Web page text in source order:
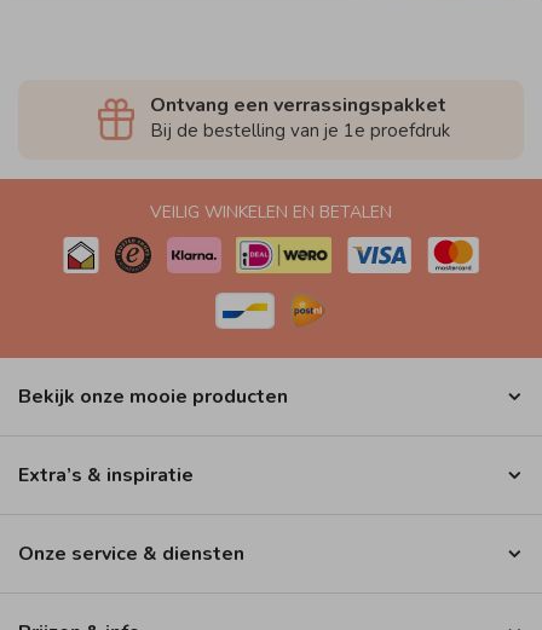
Ontvang een verrassingspakket
Bij de bestelling van je 1e proefdruk
VEILIG WINKELEN EN BETALEN
Bekijk onze mooie producten
Extra’s & inspiratie
Onze service & diensten